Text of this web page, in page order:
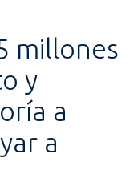
millones
y
a
a